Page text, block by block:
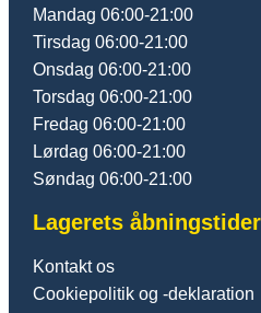
Mandag 06:00-21:00
Tirsdag 06:00-21:00
Onsdag 06:00-21:00
Torsdag 06:00-21:00
Fredag 06:00-21:00
Lørdag 06:00-21:00
Søndag 06:00-21:00
Lagerets åbningstider
Kontakt os
Cookiepolitik og -deklaration